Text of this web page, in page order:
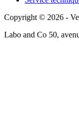
Copyright © 2026 -
Labo and Co 50,